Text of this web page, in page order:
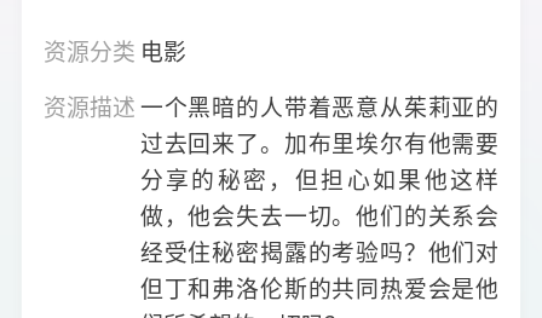
资源分类 电影
资源描述一个黑暗的人带着恶意从茱莉亚的
过去回来了。加布里埃尔有他需要
分享的秘密，但担心如果他这样
做，他会失去一切。他们的关系会
经受住秘密揭露的考验吗？他们对
但丁和弗洛伦斯的共同热爱会是他